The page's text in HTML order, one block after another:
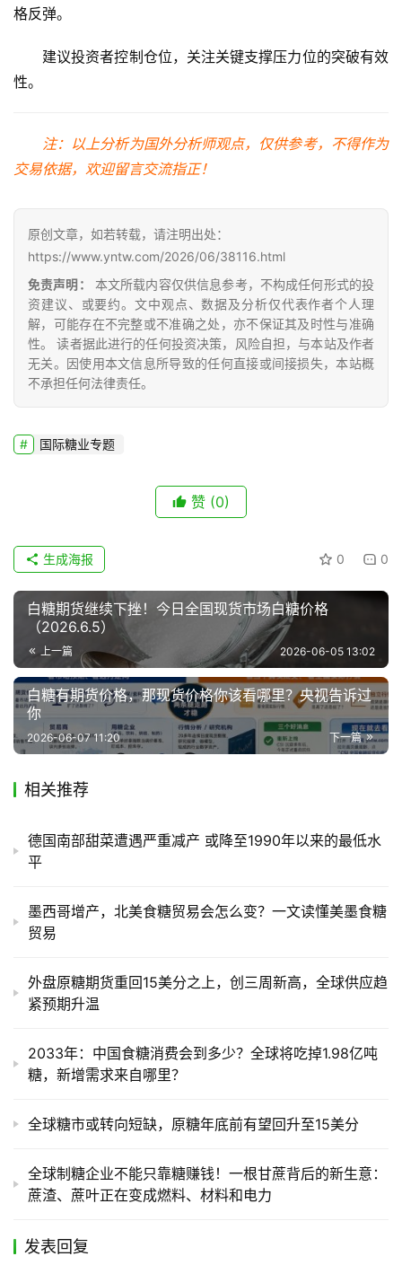
储
格反弹。
建议投资者控制仓位，关注关键支撑压力位的突破有效
性。
注：以上分析为国外分析师观点，仅供参考，不得作为
交易依据，欢迎留言交流指正！
原创文章，如若转载，请注明出处：
https://www.yntw.com/2026/06/38116.html
免责声明：
本文所载内容仅供信息参考，不构成任何形式的投
资建议、或要约。文中观点、数据及分析仅代表作者个人理
解，可能存在不完整或不准确之处，亦不保证其及时性与准确
性。 读者据此进行的任何投资决策，风险自担，与本站及作者
无关。因使用本文信息所导致的任何直接或间接损失，本站概
不承担任何法律责任。
国际糖业专题
赞 (0)
0 0
生成海报
白糖期货继续下挫！今日全国现货市场白糖价格
（2026.6.5）
上一篇 2026-06-05 13:02
白糖有期货价格，那现货价格你该看哪里？央视告诉过
你
下一篇
2026-06-07 11:20
相关推荐
德国南部甜菜遭遇严重减产 或降至1990年以来的最低水
平
墨西哥增产，北美食糖贸易会怎么变？一文读懂美墨食糖
贸易
外盘原糖期货重回15美分之上，创三周新高，全球供应趋
紧预期升温
2033年：中国食糖消费会到多少？全球将吃掉1.98亿吨
糖，新增需求来自哪里？
全球糖市或转向短缺，原糖年底前有望回升至15美分
全球制糖企业不能只靠糖赚钱！一根甘蔗背后的新生意：
蔗渣、蔗叶正在变成燃料、材料和电力
发表回复